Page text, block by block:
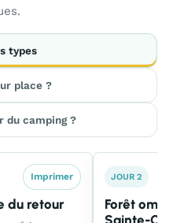
types
place ?
du camping ?
Imprimer
du retour
JOUR 2
Forêt
Sainte-